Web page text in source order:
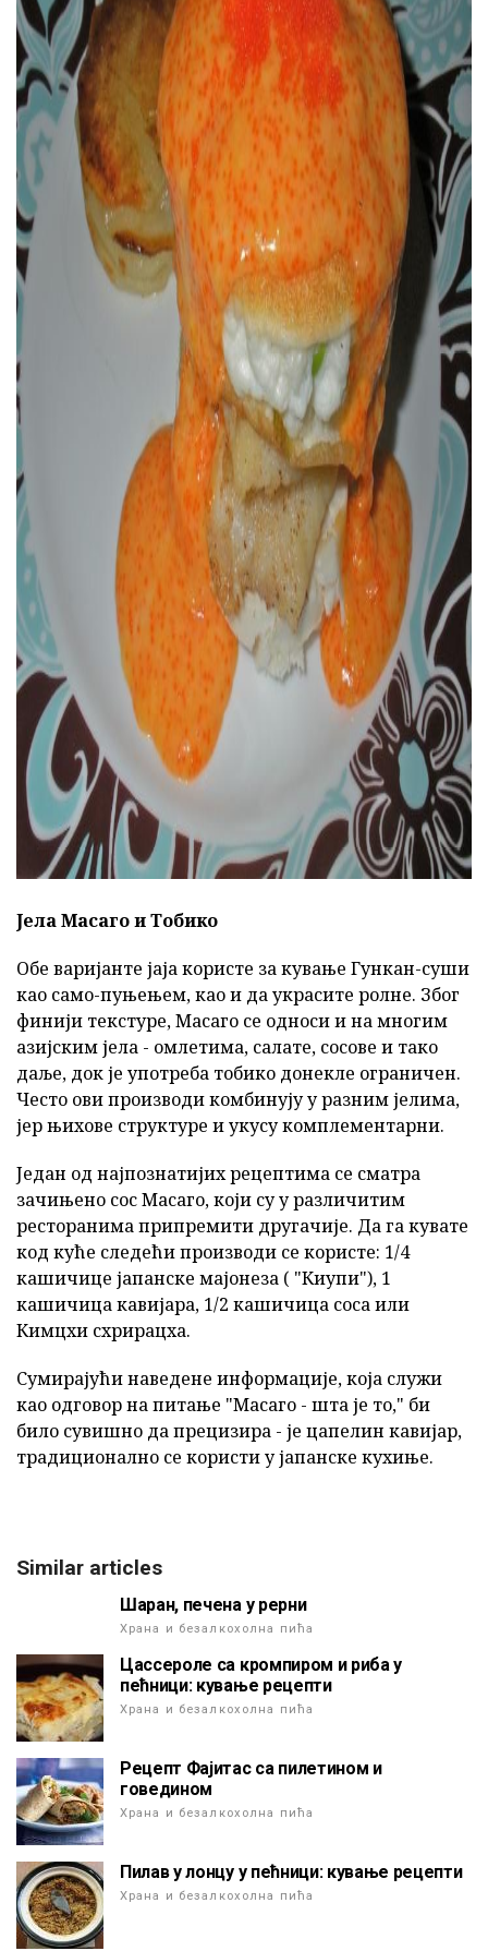
ad
Јела Масаго и Тобико
Обе варијанте јаја користе за кување Гункан-суши
као само-пуњењем, као и да украсите ролне. Због
финији текстуре, Масаго се односи и на многим
азијским јела - омлетима, салате, сосове и тако
даље, док је употреба тобико донекле ограничен.
Често ови производи комбинују у разним јелима,
јер њихове структуре и укусу комплементарни.
Један од најпознатијих рецептима се сматра
зачињено сос Масаго, који су у различитим
ресторанима припремити другачије. Да га кувате
код куће следећи производи се користе: 1/4
кашичице јапанске мајонеза ( "Киупи"), 1
кашичица кавијара, 1/2 кашичица соса или
Кимцхи схрирацха.
Сумирајући наведене информације, која служи
као одговор на питање "Масаго - шта је то," би
било сувишно да прецизира - је цапелин кавијар,
традиционално се користи у јапанске кухиње.
Similar articles
Шаран, печена у рерни
Храна и безалкохолна пића
Цассероле са кромпиром и риба у
пећници: кување рецепти
Храна и безалкохолна пића
Рецепт Фајитас са пилетином и
говедином
Храна и безалкохолна пића
Пилав у лонцу у пећници: кување рецепти
Храна и безалкохолна пића